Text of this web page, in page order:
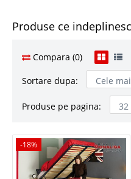
Produse ce
Compara (0)
Sortare dupa:
Produse pe pagina:
-18%
-18%